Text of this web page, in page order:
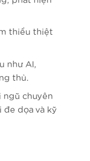
thiểu thiệt
như AI,
thủ.
chuyên
đe dọa và kỹ